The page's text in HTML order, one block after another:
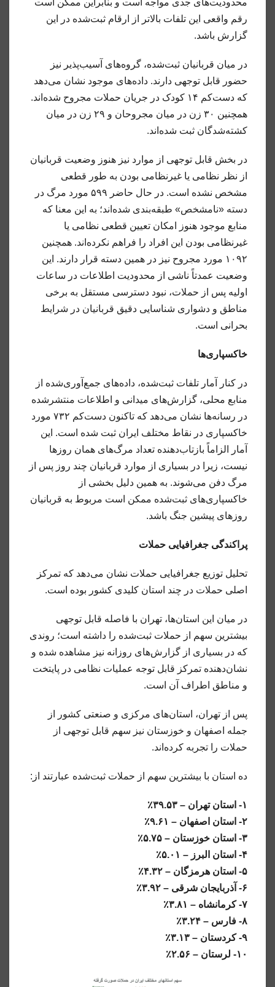
محدودیت‌های جدی مواجه است و بنابراین ممکن است
رقم واقعی این تلفات بالاتر از ارقام ثبت‌شده در این
گزارش باشد.
در میان قربانیان ثبت‌شده، گروه‌های آسیب‌پذیر نیز
حضور قابل توجهی دارند. داده‌های موجود نشان می‌دهد
که دست‌کم ۱۴ کودک در جریان حملات مجروح شده‌اند.
همچنین ۳۰ زن در میان مجروحان و ۲۹ زن در میان
کشته‌شدگان ثبت شده‌اند.
در بخش قابل توجهی از موارد نیز هنوز وضعیت قربانیان
از نظر نظامی یا غیرنظامی بودن به طور قطعی
مشخص نشده است. در حال حاضر ۵۹۹ مورد مرگ در
دسته «نامشخص» طبقه‌بندی شده‌اند؛ به این معنا که
منابع موجود هنوز امکان تعیین قطعی نظامی یا
غیرنظامی بودن این افراد را فراهم نکرده‌اند. همچنین
۱۰۹۲ مورد مجروح نیز در همین دسته قرار دارند. این
وضعیت عمدتاً ناشی از محدودیت اطلاعات در ساعات
اولیه پس از حملات، نبود دسترسی مستقل به برخی
مناطق و دشواری شناسایی دقیق قربانیان در شرایط
بحرانی است.
خاکسپاری‌ها
در کنار آمار تلفات ثبت‌شده، داده‌های جمع‌آوری‌شده از
منابع محلی، گزارش‌های میدانی و اطلاعات منتشرشده
در رسانه‌ها نشان می‌دهد که تاکنون دست‌کم ۷۳۲ مورد
خاکسپاری در نقاط مختلف ایران ثبت شده است. این
آمار الزاماً بازتاب‌دهنده تعداد مرگ‌های همان روزها
نیست، زیرا در بسیاری از موارد قربانیان چند روز پس از
مرگ دفن می‌شوند. به همین دلیل بخشی از
خاکسپاری‌های ثبت‌شده ممکن است مربوط به قربانیان
روزهای پیشین جنگ باشد.
پراکندگی جغرافیایی حملات
تحلیل توزیع جغرافیایی حملات نشان می‌دهد که تمرکز
اصلی حملات در چند استان کلیدی کشور بوده است.
در میان این استان‌ها، تهران با فاصله قابل توجهی
بیشترین سهم از حملات ثبت‌شده را داشته است؛ روندی
که در بسیاری از گزارش‌های روزانه نیز مشاهده شده و
نشان‌دهنده تمرکز قابل توجه عملیات نظامی در پایتخت
و مناطق اطراف آن است.
پس از تهران، استان‌های مرکزی و صنعتی کشور از
جمله اصفهان و خوزستان نیز سهم قابل توجهی از
حملات را تجربه کرده‌اند.
ده استان با بیشترین سهم از حملات ثبت‌شده عبارتند از:
۱- استان تهران – ۳۹.۵۳٪
۲- استان اصفهان – ۹.۶۱٪
۳- استان خوزستان – ۵.۷۵٪
۴- استان البرز – ۵.۰۱٪
۵- استان هرمزگان – ۴.۳۲٪
۶- آذربایجان شرقی – ۳.۹۲٪
۷- کرمانشاه – ۳.۸۱٪
۸- فارس – ۳.۲۴٪
۹- کردستان – ۳.۱۳٪
۱۰- لرستان – ۲.۵۶٪